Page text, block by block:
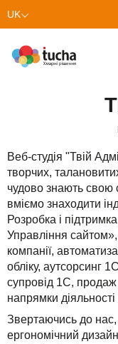
UK
TuchaFlex+
TuchaBit+
TuchaBit
TuchaHost
TuchaMetal
TuchaBackup
TuchaHosting
Бухгалтерія у
Хмари для e-
Хостиг сайтів
Хостинг CRM
Хостинг
Віддалений
Реселінг
Партнерство
Стати
Наші партнери
Відгуки
Блог
Про нас
Компанія
Кар'єра
Контакти
Веб-студія "Твій
творчих,
чудово знають свою
вміємо знаходити
Розробка і
Управління
компанії,
обліку, аутсорсинг
супровід 1С, продаж
напрямки
Звертаючись до нас,
ергономічний